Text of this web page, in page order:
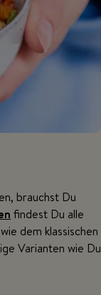
brauchst Du
findest Du alle
dem klassischen
Varianten wie Du